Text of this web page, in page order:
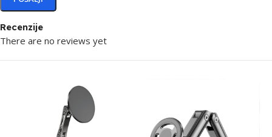
Recenzije
There are no reviews yet